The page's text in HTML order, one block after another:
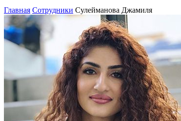
Главная Сотрудники Сулейманова Джамиля